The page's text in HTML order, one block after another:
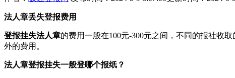
法人章丢失登报费用
登报挂失法人章的费用一般在100元-300元之间，不同的报社收
外的费用。
法人章登报挂失一般登哪个报纸？